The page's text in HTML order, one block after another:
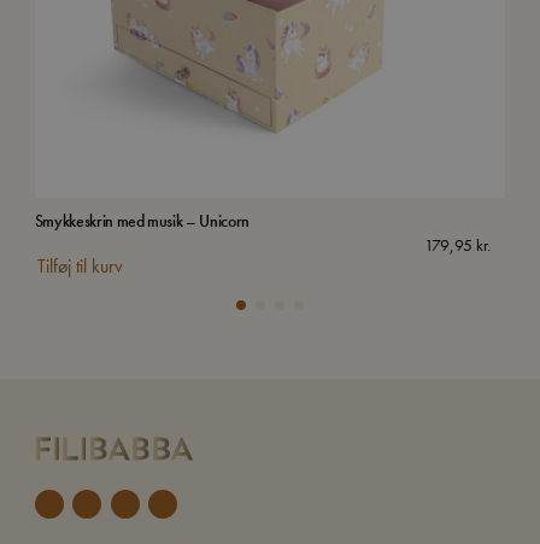
Smykkeskrin med musik – Unicorn
179,95 kr.
Tilføj til kurv